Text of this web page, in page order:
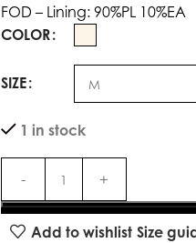
FOD – Lining: 90%PL 10%EA
COLOR
SIZE
1 in stock
Add to wishlist Size